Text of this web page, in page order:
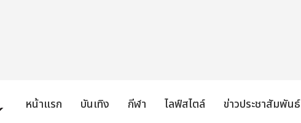
หน้าแรก บันเทิง กีฬา ไลฟ์สไตล์ ข่าวประชาสัมพันธ์